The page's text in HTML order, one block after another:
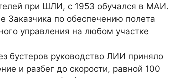
при ШЛИ, с 1953 обучался в МАИ.
по обеспечению полета
управления на любом участке
бустеров руководство ЛИИ приняло
и разбег до скорости, равной 100